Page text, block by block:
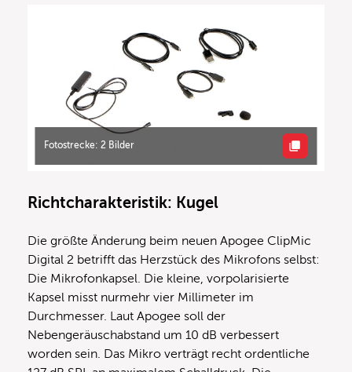
Fotostrecke: 2 Bilder
Richtcharakteristik: Kugel
Die größte Änderung beim neuen Apogee ClipMic
Digital 2 betrifft das Herzstück des Mikrofons selbst:
Die Mikrofonkapsel. Die kleine, vorpolarisierte
Kapsel misst nurmehr vier Millimeter im
Durchmesser. Laut Apogee soll der
Nebengeräuschabstand um 10 dB verbessert
worden sein. Das Mikro verträgt recht ordentliche